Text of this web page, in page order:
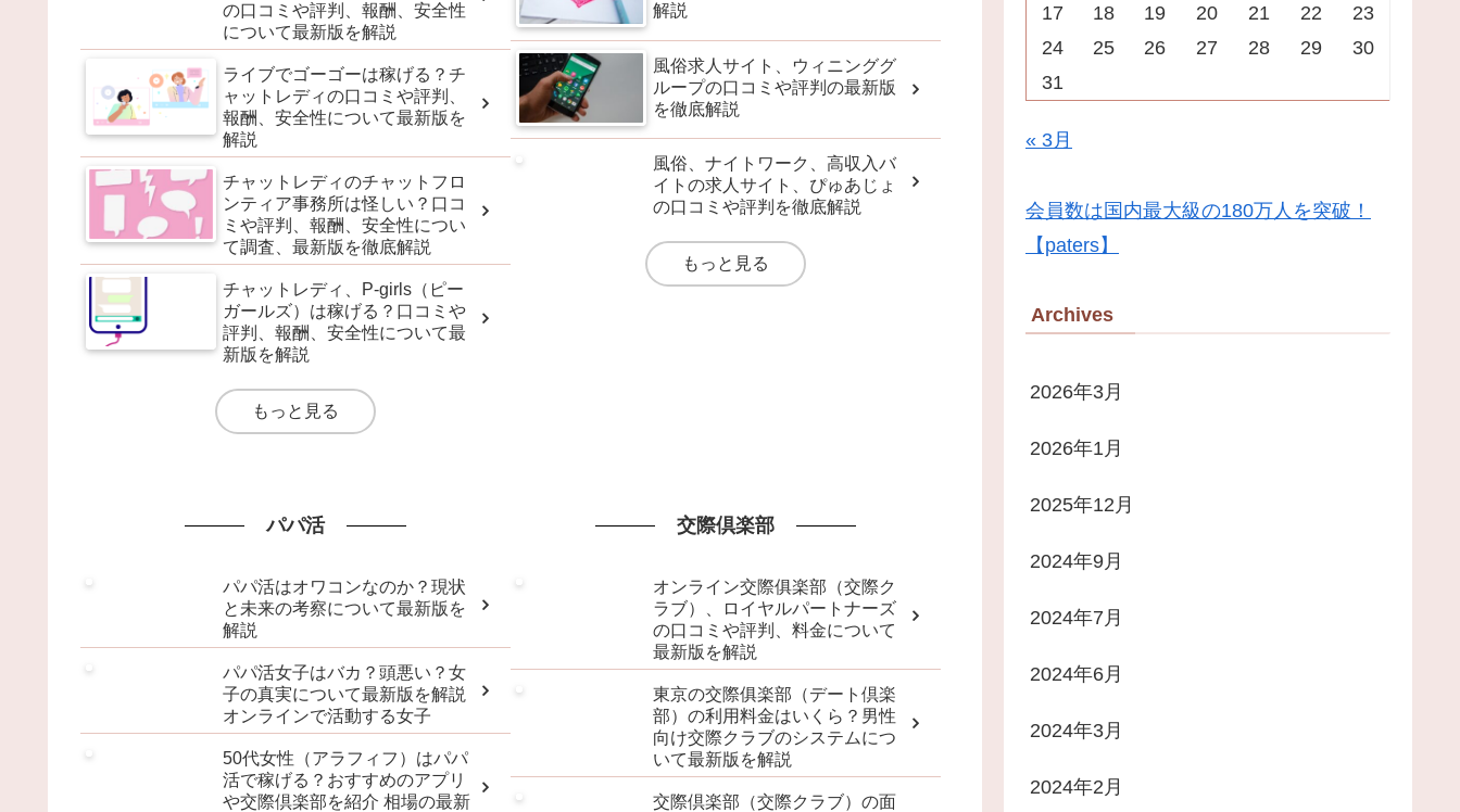
の口コミや評判、報酬、安全性
について最新版を解説
ライブでゴーゴーは稼げる？チ
ャットレディの口コミや評判、
報酬、安全性について最新版を
解説
チャットレディのチャットフロ
ンティア事務所は怪しい？口コ
ミや評判、報酬、安全性につい
て調査、最新版を徹底解説
チャットレディ、P-girls（ピー
ガールズ）は稼げる？口コミや
評判、報酬、安全性について最
新版を解説
もっと見る
解説
風俗求人サイト、ウィニンググ
ループの口コミや評判の最新版
を徹底解説
風俗、ナイトワーク、高収入バ
イトの求人サイト、ぴゅあじょ
の口コミや評判を徹底解説
もっと見る
パパ活
パパ活はオワコンなのか？現状
と未来の考察について最新版を
解説
パパ活女子はバカ？頭悪い？女
子の真実について最新版を解説
オンラインで活動する女子
50代女性（アラフィフ）はパパ
活で稼げる？おすすめのアプリ
や交際倶楽部を紹介 相場の最新
交際倶楽部
オンライン交際俱楽部（交際ク
ラブ）、ロイヤルパートナーズ
の口コミや評判、料金について
最新版を解説
東京の交際俱楽部（デート倶楽
部）の利用料金はいくら？男性
向け交際クラブのシステムにつ
いて最新版を解説
交際倶楽部（交際クラブ）の面
17
18 19 20 21 22
23
24
25 26 27 28 29
30
31
« 3月
会員数は国内最大級の180万人を突破！
【paters】
Archives
2026年3月
2026年1月
2025年12月
2024年9月
2024年7月
2024年6月
2024年3月
2024年2月